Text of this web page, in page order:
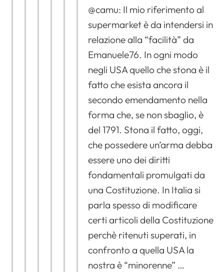
@camu: Il mio riferimento al
supermarket è da intendersi in
relazione alla “facilità” da
Emanuele76. In ogni modo
negli USA quello che stona è il
fatto che esista ancora il
secondo emendamento nella
forma che, se non sbaglio, è
del 1791. Stona il fatto, oggi,
che possedere un’arma debba
essere uno dei diritti
fondamentali promulgati da
una Costituzione. In Italia si
parla spesso di modificare
certi articoli della Costituzione
perchè ritenuti superati, in
confronto a quella USA la
nostra è “minorenne” …